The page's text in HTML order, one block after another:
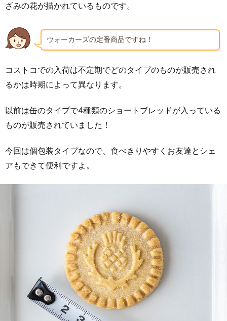
ざみの花が描かれているものです。
ウォーカーズの定番商品ですね！
コストコでの入荷は不定期でどのタイプのものが販売され
るかは時期によって異なります。
以前は缶のタイプで4種類のショートブレッドが入っている
ものが販売されていました！
今回は個包装タイプなので、食べきりやすくお友達とシェ
アもできて便利ですよ。